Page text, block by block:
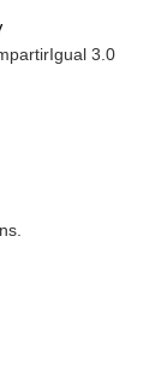
3.0